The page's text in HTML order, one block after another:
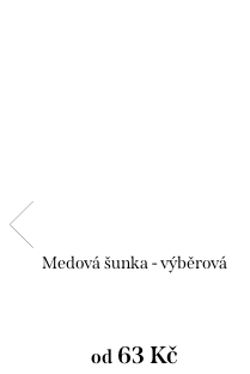
Medová šunka - výběrová
od63 Kč